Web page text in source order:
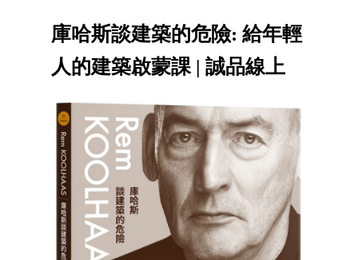
庫哈斯談建築的危險: 給年輕
人的建築啟蒙課 | 誠品線上